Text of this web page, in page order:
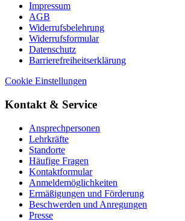
Impressum
AGB
Widerrufsbelehrung
Widerrufsformular
Datenschutz
Barrierefreiheitserklärung
Cookie Einstellungen
Kontakt & Service
Ansprechpersonen
Lehrkräfte
Standorte
Häufige Fragen
Kontaktformular
Anmeldemöglichkeiten
Ermäßigungen und Förderung
Beschwerden und Anregungen
Presse